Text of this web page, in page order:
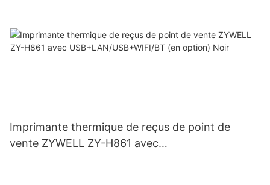
Imprimante thermique de reçus de point de
vente ZYWELL ZY-H861 avec
USB+LAN/USB+WIFI/BT (en option) Noir